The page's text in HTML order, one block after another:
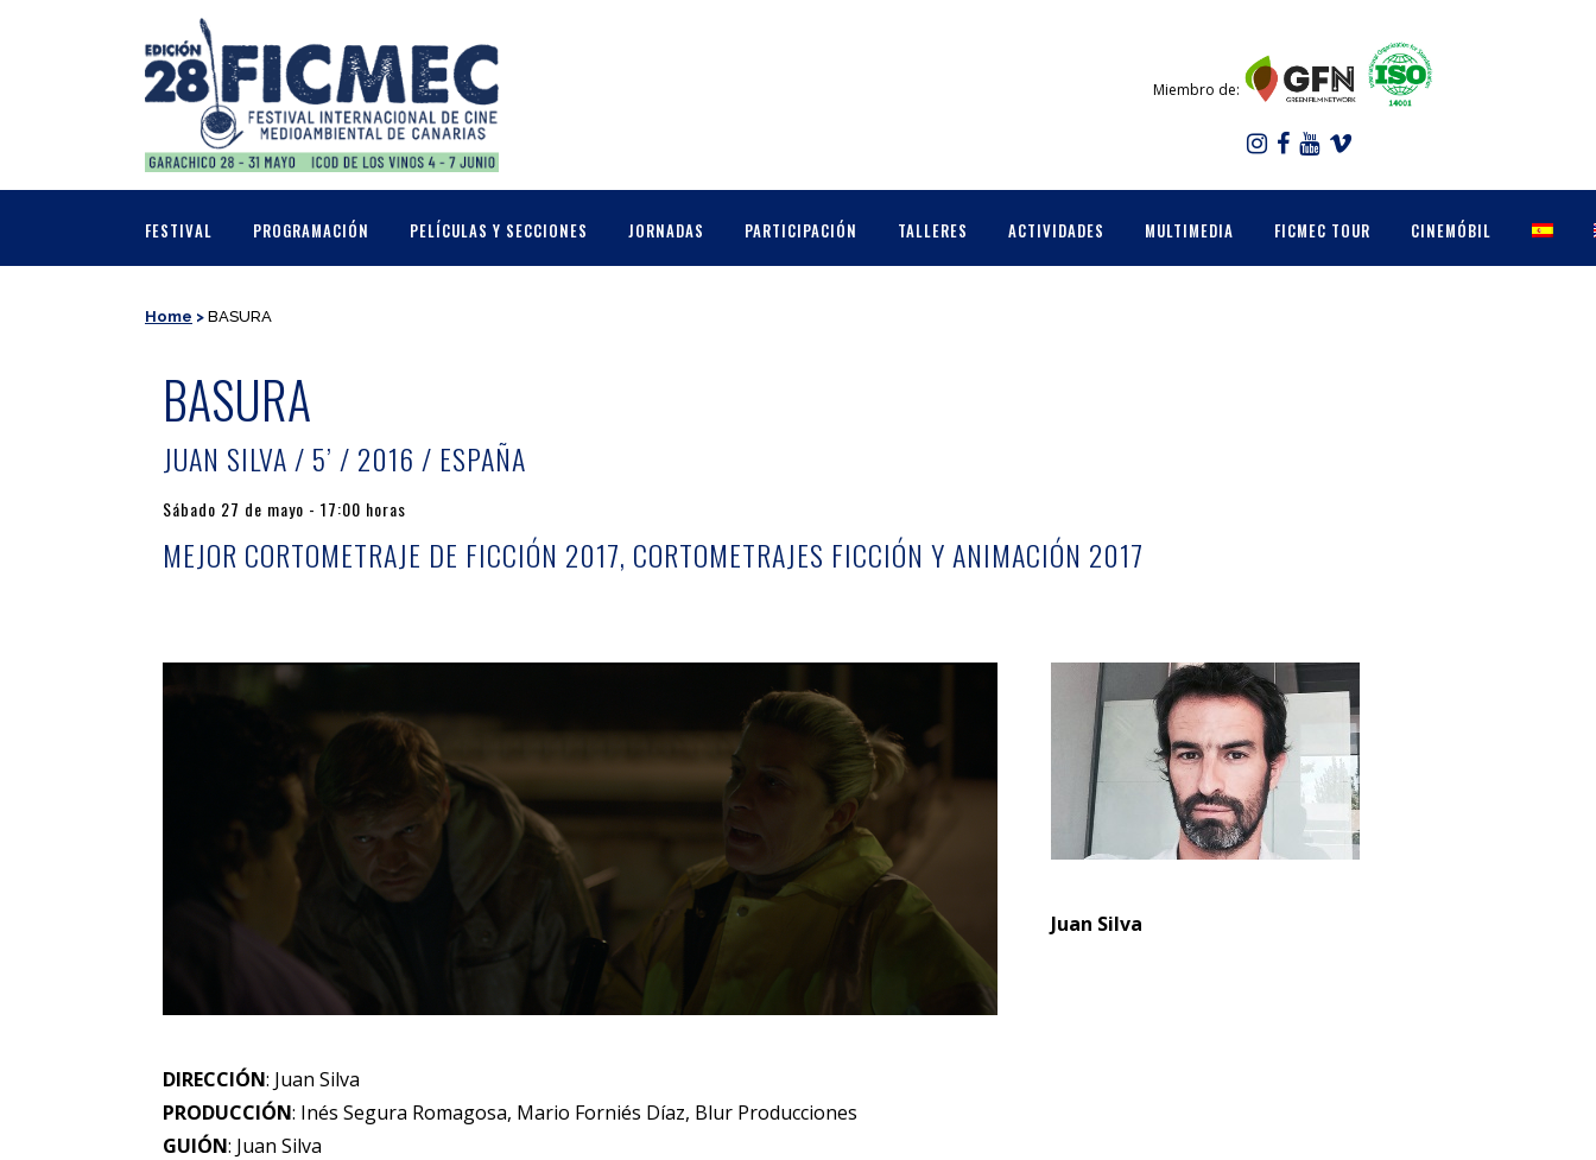
Miembro de:
FESTIVAL PROGRAMACIÓN PELÍCULAS Y SECCIONES JORNADAS PARTICIPACIÓN TALLERES ACTIVIDADES MULTIMEDIA FICMEC TOUR CINEMÓBIL
Home > BASURA
BASURA
JUAN SILVA / 5’ / 2016 / ESPAÑA
Sábado 27 de mayo - 17:00 horas
MEJOR CORTOMETRAJE DE FICCIÓN 2017, CORTOMETRAJES FICCIÓN Y ANIMACIÓN 2017
DIRECCIÓN: Juan Silva
PRODUCCIÓN: Inés Segura Romagosa, Mario Forniés Díaz, Blur Producciones
GUIÓN: Juan Silva
Juan Silva